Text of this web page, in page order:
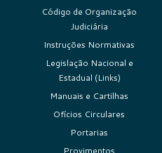
Código de Organização
Judiciária
Instruções Normativas
Legislação Nacional e
Estadual (Links)
Manuais e Cartilhas
Ofícios Circulares
Portarias
Provimentos